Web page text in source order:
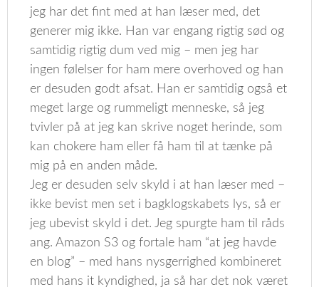
jeg har det fint med at han læser med, det
generer mig ikke. Han var engang rigtig sød og
samtidig rigtig dum ved mig – men jeg har
ingen følelser for ham mere overhoved og han
er desuden godt afsat. Han er samtidig også et
meget large og rummeligt menneske, så jeg
tvivler på at jeg kan skrive noget herinde, som
kan chokere ham eller få ham til at tænke på
mig på en anden måde.
Jeg er desuden selv skyld i at han læser med –
ikke bevist men set i bagklogskabets lys, så er
jeg ubevist skyld i det. Jeg spurgte ham til råds
ang. Amazon S3 og fortale ham “at jeg havde
en blog” – med hans nysgerrighed kombineret
med hans it kyndighed, ja så har det nok været